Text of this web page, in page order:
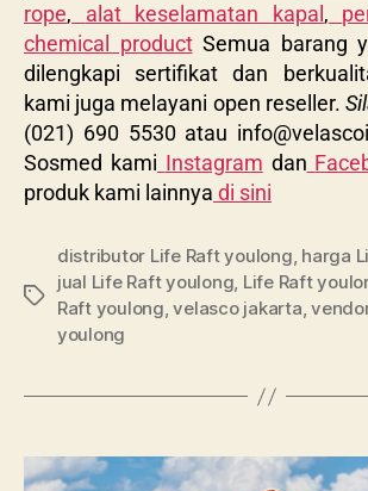
rope, alat keselamatan kapal ,
chemical productSemua barang
dilengkapi sertifikat dan
kami juga melayani open reseller.
(021) 690 5530 atau
Sosmed kami Instagram dan
produk kami lainnya di sini
distributor Life Raft youlong, harga
jual Life Raft youlong, Life Raft
Raft youlong,velasco jakarta,
youlong